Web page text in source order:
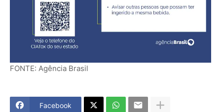
FONTE: Agência Brasil
Facebook